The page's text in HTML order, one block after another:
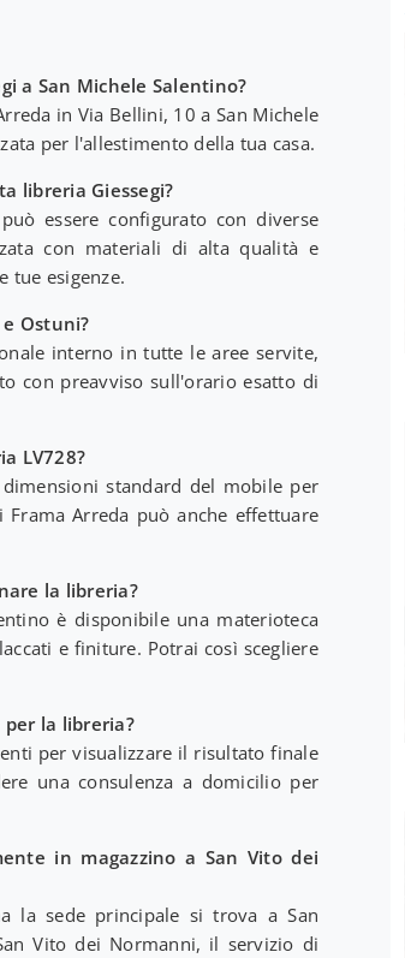
a San Michele Salentino?
in Via Bellini, 10 a San Michele
per l'allestimento della tua casa.
libreria Giessegi?
essere configurato con diverse
con materiali di alta qualità e
tue esigenze.
Ostuni?
interno in tutte le aree servite,
con preavviso sull'orario esatto di
LV728?
standard del mobile per
Arreda può anche effettuare
la libreria?
è disponibile una materioteca
e finiture. Potrai così scegliere
per la libreria?
per visualizzare il risultato finale
una consulenza a domicilio per
in magazzino a San Vito dei
la sede principale si trova a San
Vito dei Normanni, il servizio di